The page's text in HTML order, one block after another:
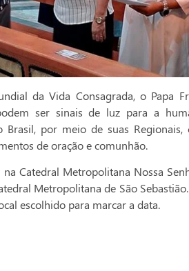
da Vida Consagrada, o Papa
ser sinais de luz para a
Brasil, por meio de suas
de oração e comunhão.
Catedral Metropolitana Nossa
Metropolitana de São
escolhido para marcar a data.